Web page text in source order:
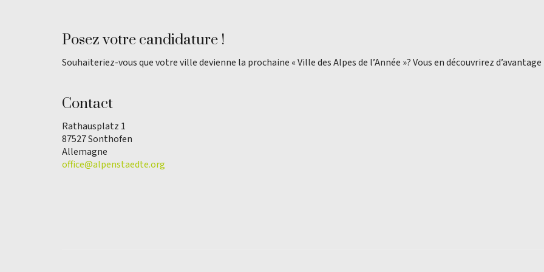
Posez votre candidature !
Souhaiteriez-vous que votre ville devienne la prochaine « Ville des Alpes de l’Année »? Vous en découvrirez d’avantage
Contact
Rathausplatz 1
87527 Sonthofen
Allemagne
office@alpenstaedte.org